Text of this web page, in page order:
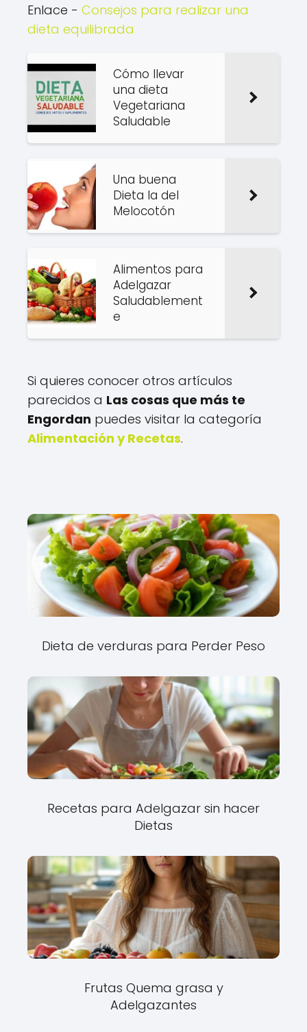
Enlace - Consejos para realizar una
dieta equilibrada
Cómo llevar
una dieta
Vegetariana
Saludable
Una buena
Dieta la del
Melocotón
Alimentos para
Adelgazar
Saludablement
e
Si quieres conocer otros artículos
parecidos a Las cosas que más te
Engordan puedes visitar la categoría
Alimentación y Recetas.
Dieta de verduras para Perder Peso
Recetas para Adelgazar sin hacer
Dietas
Frutas Quema grasa y
Adelgazantes